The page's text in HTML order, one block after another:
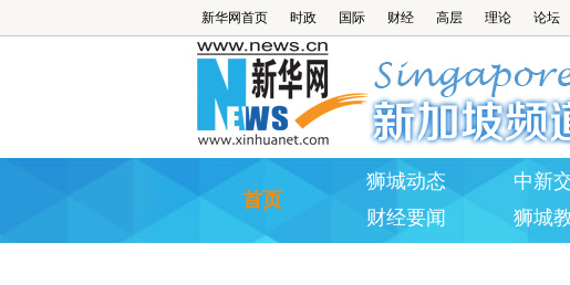
新华网首页 时政 国际 财经 高层 理论 论坛
首页
狮城动态 中新
财经要闻
狮城